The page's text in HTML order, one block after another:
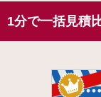
1分で一括見積